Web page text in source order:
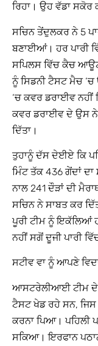
ਰਿਹਾ। ਉਹ ਵੱਡਾ ਸਕੋਰ
ਸਚਿਨ ਤੇਂਦੁਲਕਰ ਨੇ 5
ਬਣਾਈਆਂ। ਹਰ ਪਾਰੀ
ਸਪਿਲਸ ਵਿੱਚ ਕੈਚ
ਨੂੰ ਸਿਡਨੀ ਟੈਸਟ ਮੈਚ
‘ਚ ਕਵਰ ਡਰਾਈਵ ਨਹੀਂ
ਕਵਰ ਡਰਾਈਵ ਦੇ ਉਸ ਨੇ
ਦਿੱਤਾ।
ਤੁਹਾਨੂੰ ਦੱਸ ਦੇਈਏ ਕਿ
ਮਿੰਟ ਤੱਕ 436 ਗੇਂਦਾਂ
ਨਾਲ 241 ਦੌੜਾਂ ਦੀ
ਸਚਿਨ ਨੇ ਸਾਬਤ ਕਰ
ਪੂਰੀ ਟੀਮ ਨੂੰ ਇਕੱਲਿਆਂ
ਨਹੀਂ ਸਗੋਂ ਦੂਜੀ ਪਾਰੀ
ਸਟੀਵ ਵਾ ਨੂੰ ਆਪਣੇ
ਆਸਟਰੇਲੀਆਈ ਟੀਮ ਦੇ
ਟੈਸਟ ਖੇਡ ਰਹੇ ਸਨ, ਜਿਸ
ਕਰਨਾ ਪਿਆ। ਪਹਿਲੀ
ਸਕਿਆ। ਇਰਫਾਨ